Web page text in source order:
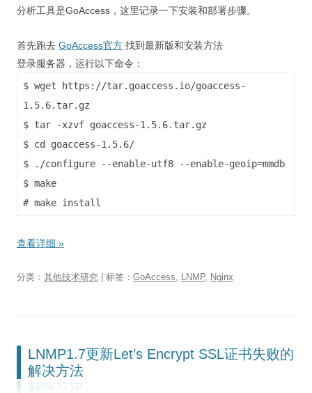
分析工具是GoAccess，这里记录一下安装和部署步骤。
首先跑去 GoAccess官方 找到最新版和安装方法
登录服务器，运行以下命令：
$ wget https://tar.goaccess.io/goaccess-
1.5.6.tar.gz
$ tar -xzvf goaccess-1.5.6.tar.gz
$ cd goaccess-1.5.6/
$ ./configure --enable-utf8 --enable-geoip=mmdb
$ make
# make install
查看详细 »
分类： 其他技术研究 | 标签： GoAccess, LNMP, Nginx
LNMP1.7更新Let’s Encrypt SSL证书失败的
解决方法